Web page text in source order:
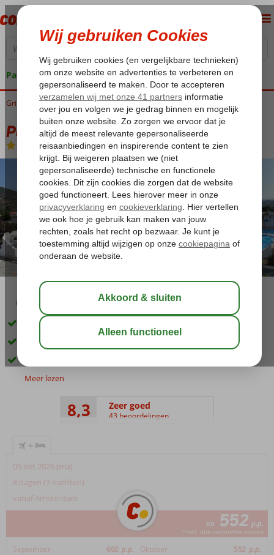
Pakketgarantie
Home
Griekenland Samos Kambos Pavlis Studios
Pavlis Studios
Logies-Appartement
03:15
Kleinschalig complex
Rustig gelegen en vlak bij het strand
Meer lezen
8,3 Zeer goed
43 beoordelingen
+
05 okt 2026 (ma)
8 dagen (7 nachten)
vanaf Amsterdam
va 552 p.p.
*incl. alle verplichte kosten
September 602 p.p. Oktober 552 p.p.